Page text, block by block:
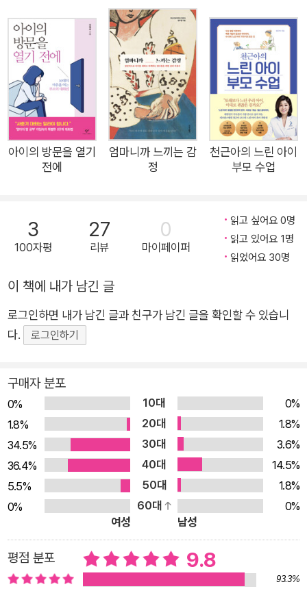
마’로서 사는 일에는 막중한 과업이 따라온다. 하지만 당연하게
여겨지는 엄마의 일과 마음은 잘 드러나지 않을뿐더러, 늘 뒷전이
었다. ‘금쪽이’를 키워내느라 매일 같이 불안과 걱정에 시달리는
엄마들의 마음은 과연 누가 돌봐줄까? 그래서 이번에 엄마들을
위한 멘탈 관리 솔루션, 『엄마의 멘탈 수업』이 출간됐다. 세계적
인 걱정 관리 전문가인 저자는 이 책에서 엄마들이 불안, 걱정과
같은 부정적인 감정을 스스로 잘 컨트롤할 수 있는 방법을 4단계
로 제시한다. 자신의 추측을 의심하고(Challenge), 통제할 수 있
는 일을 통제하고(Act), 통제할 수 없는 일은 놓아주고(Let go),
이 부정적인 생각을 바꾸고, 스트레스를 줄이고, 일상에서 내면의
평화를 찾을 수 있도록 이끌어준다.이미 수많은 육아 전문가들이
감정을 들여다보기 시작해야 하는 이유다. 이 책이 그 행복한 여
정을 시작하도록 도와줄 것이다. 국내 최초로 소개하는 엄마만을
위한 회복탄력성 수업 이 세상에 과연 엄마 자신의 삶을 집중 조
명하는 콘텐츠는 얼마나 될까? 수많은 육아 프로그램의 주인공
의 아내, 며느리, 딸 그리고 ‘엄마’라는 역할에는 막중하지만 ‘당
연하게’ 여겨지는 과업들이 따라온다. 한편, 엄마들은 스스로 죄
책감을 더한다. 아이에게 더 잘해주지 못해서 미안하고, 늘 부족
한 것 같아서 자책한다. 비교가 참 쉬운 시대에 소셜 미디어에 올
라온 수많은 행복한 가정을 보고 있자니, 나는 남들처럼 못하고
있다는 박탈과 후회감이라는 온갖 감정이 뒤섞여 파도처럼 밀려
온다. 그럼에도 엄마의 일과 마음은 늘 뒷전이었다. 자식을 향한
엄마의 사랑과 헌신에는 끝이 없다. 나 자신보다 내 자식을 잘 키
우고 싶은 욕심은 크지만 계획대로 되지 않아 너무 힘들다. 하루
에도 몇 번씩 소리 지르고 울고 후회하고… ‘금쪽이’를 키워내느
라 매일 같이 불안과 걱정에 시달리는 엄마들의 마음은 누가 돌봐
아이의 방문을 열기
전에
엄마니까 느끼는 감
정
천근아의 느린 아이
부모 수업
3
100자평
27
리뷰
0
마이페이퍼
읽고 싶어요 0명
읽고 있어요 1명
읽었어요 30명
이 책에 내가 남긴 글
로그인하면 내가 남긴 글과 친구가 남긴 글을 확인할 수 있습니
다.
로그인하기
구매자 분포
0% 10대
0%
1.8%
20대
1.8%
34.5%
30대
3.6%
36.4%
40대
14.5%
5.5%
50대
1.8%
0%
60대
0%
여성
남성
평점 분포 9.8
93.3%